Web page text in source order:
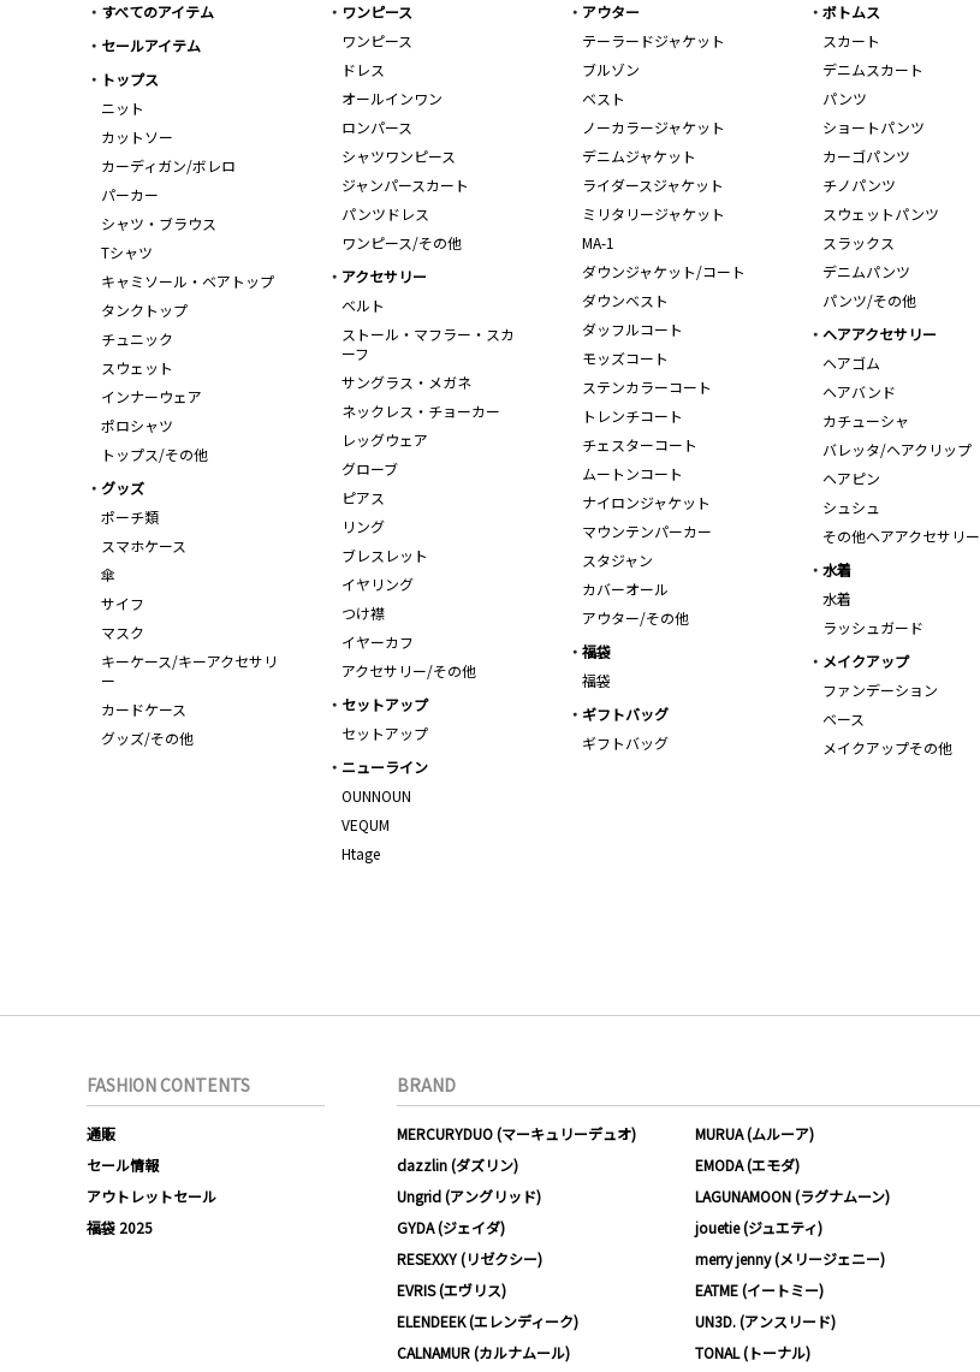
すべてのアイテム
セールアイテム
トップス
ニット
カットソー
カーディガン/ボレロ
パーカー
シャツ・ブラウス
Tシャツ
キャミソール・ベアトップ
タンクトップ
チュニック
スウェット
インナーウェア
ポロシャツ
トップス/その他
ワンピース
ワンピース
ドレス
オールインワン
ロンパース
シャツワンピース
ジャンパースカート
パンツドレス
ワンピース/その他
アウター
テーラードジャケット
ブルゾン
ベスト
ノーカラージャケット
デニムジャケット
ライダースジャケット
ミリタリージャケット
MA-1
ダウンジャケット/コート
ダウンベスト
ダッフルコート
モッズコート
ステンカラーコート
トレンチコート
チェスターコート
ムートンコート
ナイロンジャケット
マウンテンパーカー
スタジャン
カバーオール
アウター/その他
ボトムス
スカート
デニムスカート
パンツ
ショートパンツ
カーゴパンツ
チノパンツ
スウェットパンツ
スラックス
デニムパンツ
パンツ/その他
アクセサリー
ベルト
ストール・マフラー・スカ
ーフ
サングラス・メガネ
ネックレス・チョーカー
レッグウェア
グローブ
ピアス
リング
ブレスレット
イヤリング
つけ襟
イヤーカフ
アクセサリー/その他
ヘアアクセサリー
ヘアゴム
ヘアバンド
カチューシャ
バレッタ/ヘアクリップ
ヘアピン
シュシュ
その他ヘアアクセサリー
グッズ
ポーチ類
スマホケース
傘
サイフ
マスク
キーケース/キーアクセサリ
ー
カードケース
グッズ/その他
水着
水着
ラッシュガード
福袋
福袋
メイクアップ
ファンデーション
ベース
メイクアップその他
セットアップ
セットアップ
ギフトバッグ
ギフトバッグ
ニューライン
OUNNOUN
VEQUM
Htage
FASHION CONTENTS
通販
セール情報
アウトレットセール
福袋 2025
BRAND
MERCURYDUO (マーキュリーデュオ)
MURUA (ムルーア)
dazzlin (ダズリン)
EMODA (エモダ)
Ungrid (アングリッド)
LAGUNAMOON (ラグナムーン)
GYDA (ジェイダ)
jouetie (ジュエティ)
RESEXXY (リゼクシー)
merry jenny (メリージェニー)
EVRIS (エヴリス)
EATME (イートミー)
ELENDEEK (エレンディーク)
UN3D. (アンスリード)
CALNAMUR (カルナムール)
TONAL (トーナル)